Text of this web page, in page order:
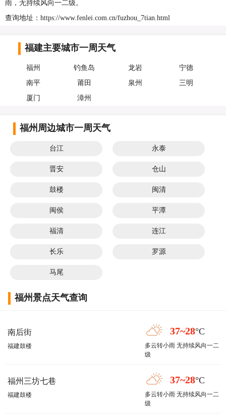
雨，无持续风向一二级。
查询地址：https://www.fenlei.com.cn/fuzhou_7tian.html
福建主要城市一周天气
福州 钓鱼岛 龙岩
宁德
南平
莆田 泉州
三明
厦门
漳州
福州周边城市一周天气
台江 永泰
晋安 仓山
鼓楼 闽清
闽侯 平潭
福清 连江
长乐 罗源
马尾
福州景点天气查询
南后街
福建鼓楼
37~28°C
多云转小雨 无持续风向一二
级
福州三坊七巷
福建鼓楼
37~28°C
多云转小雨 无持续风向一二
级